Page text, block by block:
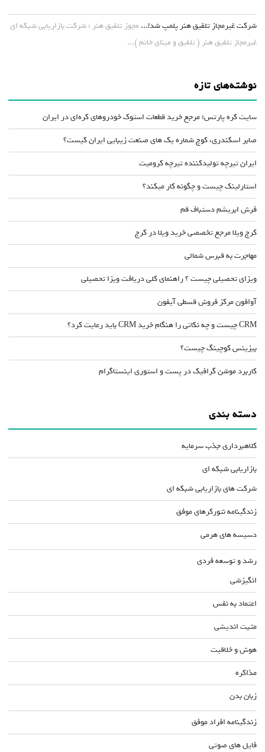
شرکت غیرمجاز تلفیق هنر پلمپ شد!... مجوز تلفیق هنر : شرکت بازاریابی شبکه ای
غیرمجاز تلفیق هنر ( تلفیق و مینای خاتم )...
نوشته‌های تازه
سایت کره پارتس؛ مرجع خرید قطعات استوک خودروهای کره‌ای در ایران
صابر اسکندری، کوچ شماره یک های صنعت زیبایی ایران کیست؟
ایران تیرچه تولیدکننده تیرچه کرومیت
استارلینک چیست و چگونه کار میکند؟
فرش ابریشم دستباف قم
کرج ویلا مرجع تخصصی خرید ویلا در کرج
مهاجرت به قبرس شمالی
ویزای تحصیلی چیست ؟ راهنمای کلی دریافت ویزا تحصیلی
آوافون مرکز فروش قسطی آیفون
CRM چیست و چه نکاتی را هنگام خرید CRM باید رعایت کرد؟
بیزینس کوچینگ چیست؟
کاربرد موشن گرافیک در پست و استوری اینستاگرام
دسته بندی
کلاهبرداری جذب سرمایه
بازاریابی شبکه ای
شرکت های بازاریابی شبکه ای
زندگینامه نتورکرهای موفق
دسیسه های هرمی
رشد و توسعه فردی
انگیزشی
اعتماد به نفس
مثبت اندیشی
هوش و خلاقیت
مذاکره
زبان بدن
زندگینامه افراد موفق
فایل های صوتی